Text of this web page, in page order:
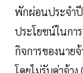
พักผ่อนประจำ
ประโยชน์ในกา
กิจการของนาย
โดยไม่รับค่าจ้า